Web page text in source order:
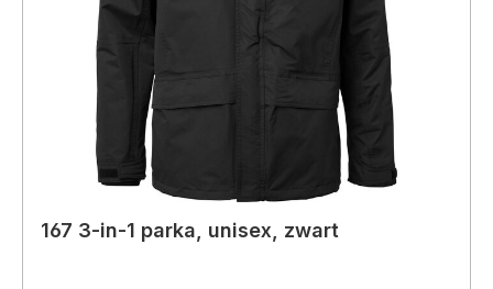
167 3-in-1 parka, unisex, zwart